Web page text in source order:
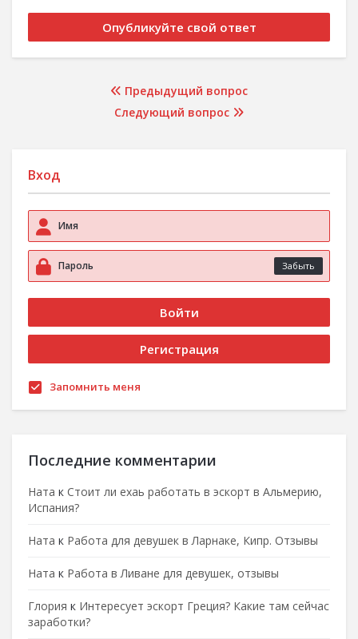
Предыдущий вопрос
Следующий вопрос
Вход
Забыть
Запомнить меня
Последние комментарии
Ната к Стоит ли ехаь работать в эскорт в Альмерию,
Испания?
Ната к Работа для девушек в Ларнаке, Кипр. Отзывы
Ната к Работа в Ливане для девушек, отзывы
Глория к Интересует эскорт Греция? Какие там сейчас
заработки?